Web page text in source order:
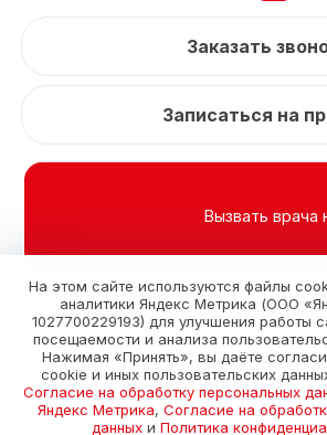
Заказать
Записаться на
Вызвать врача
Лиц. №Л041-01138-92/00301077 от 18.09.2015
Пользовательскуое соглашение
Политика конфиденциальности
Согласие на обработку персональных данных
Лицензии и документы
На этом сайте используются файлы
аналитики Яндекс Метрика (ООО
1027700229193) для улучшения работы
посещаемости и анализа
Нажимая «Принять», вы даёте
cookie и иных пользовательских
Согласие на обработку персональных
Яндекс Метрика, Согласие на
данныхи Политика